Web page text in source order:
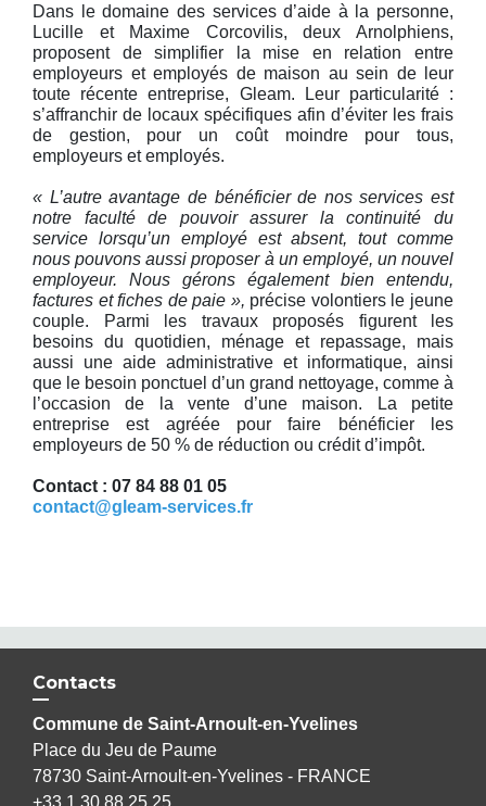
Dans le domaine des services d’aide à la personne,
Lucille et Maxime Corcovilis, deux Arnolphiens,
proposent de simplifier la mise en relation entre
employeurs et employés de maison au sein de leur
toute récente entreprise, Gleam. Leur particularité :
s’affranchir de locaux spécifiques afin d’éviter les frais
de gestion, pour un coût moindre pour tous,
employeurs et employés.
« L’autre avantage de bénéficier de nos services est
notre faculté de pouvoir assurer la continuité du
service lorsqu’un employé est absent, tout comme
nous pouvons aussi proposer à un employé, un nouvel
employeur. Nous gérons également bien entendu,
factures et fiches de paie », précise volontiers le jeune
couple. Parmi les travaux proposés figurent les
besoins du quotidien, ménage et repassage, mais
aussi une aide administrative et informatique, ainsi
que le besoin ponctuel d’un grand nettoyage, comme à
l’occasion de la vente d’une maison. La petite
entreprise est agréée pour faire bénéficier les
employeurs de 50 % de réduction ou crédit d’impôt.
Contact : 07 84 88 01 05
contact@gleam-services.fr
Contacts
Commune de Saint-Arnoult-en-Yvelines
Place du Jeu de Paume
78730 Saint-Arnoult-en-Yvelines - FRANCE
+33 1 30 88 25 25